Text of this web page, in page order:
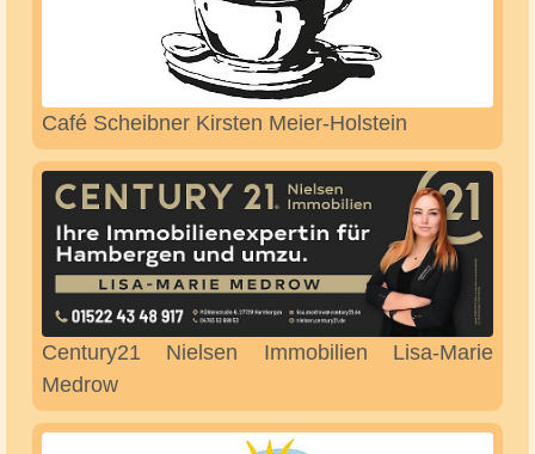
Björn Bischoff (Foto- und Textreportagen)